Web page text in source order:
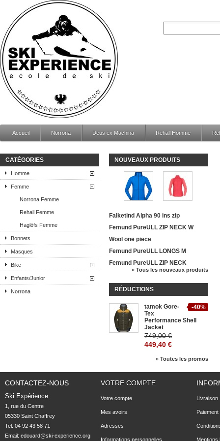
Accueil Norrona Deus ex Machina Rehall Homme
CATÉGORIES
Homme
Femme
Norrona Femme
Rehall Femme
Haglöfs Femme
Bonnets
Masques
Bike
Enfants/Junior
Norrona
NOUVEAUX PRODUITS
Falketind Alpha 90 ins zip
Femund PureULL ZIP NECK W
Wool one piece
Femund PureULL LONGS M
Femund PureULL ZIP NECK
» Tous les nouveaux produits
RÉDUCTIONS
-40%
tamok Gore-
Tex
Performance Shell
Jacket
749,00 €
449,40 €
» Toutes les promos
CONTACTEZ-NOUS
Ski Expérience
1, rue du Centre
05330 Saint Chaffrey
Tel: 04 92 43 58 71
Email: edouard@ski-experience.org
VOTRE COMPTE
Votre compte
Mes avoirs
Adresses
Informations personnelles
Livraison
Mentions